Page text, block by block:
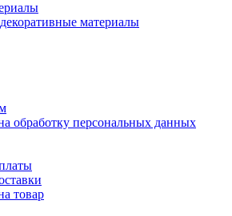
материалы
обработку персональных данных
товар